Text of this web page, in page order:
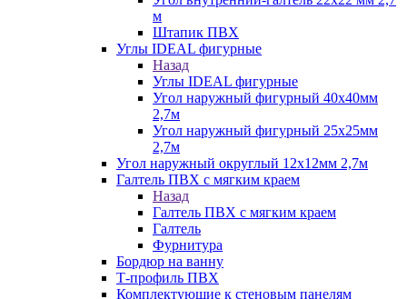
м
Штапик ПВХ
Углы IDEAL фигурные
Назад
Углы IDEAL фигурные
Угол наружный фигурный 40х40мм
2,7м
Угол наружный фигурный 25х25мм
2,7м
Угол наружный округлый 12х12мм 2,7м
Галтель ПВХ с мягким краем
Назад
Галтель ПВХ с мягким краем
Галтель
Фурнитура
Бордюр на ванну
Т-профиль ПВХ
Комплектующие к стеновым панелям